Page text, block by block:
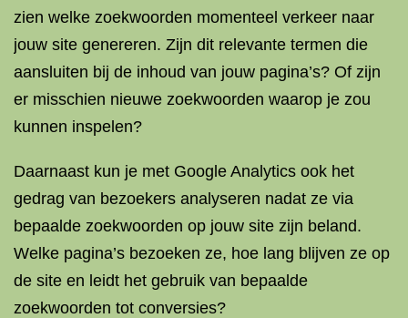
zien welke zoekwoorden momenteel verkeer naar
jouw site genereren. Zijn dit relevante termen die
aansluiten bij de inhoud van jouw pagina’s? Of zijn
er misschien nieuwe zoekwoorden waarop je zou
kunnen inspelen?
Daarnaast kun je met Google Analytics ook het
gedrag van bezoekers analyseren nadat ze via
bepaalde zoekwoorden op jouw site zijn beland.
Welke pagina’s bezoeken ze, hoe lang blijven ze op
de site en leidt het gebruik van bepaalde
zoekwoorden tot conversies?